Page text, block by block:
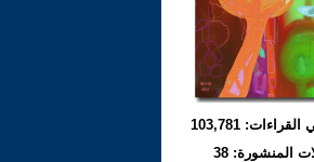
103,781
المنشورة: 38